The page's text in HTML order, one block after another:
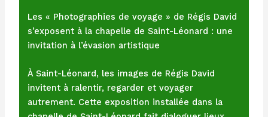
Les « Photographies de voyage » de Régis David
s’exposent à la chapelle de Saint-Léonard : une
invitation à l’évasion artistique
À Saint-Léonard, les images de Régis David
invitent à ralentir, regarder et voyager
autrement. Cette exposition installée dans la